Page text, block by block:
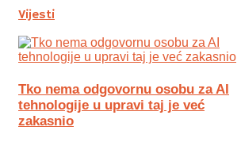
Vijesti
Tko nema odgovornu osobu za AI
tehnologije u upravi taj je već
zakasnio